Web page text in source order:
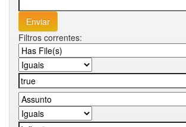
Filtros correntes: